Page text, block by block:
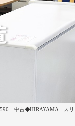
中古◆HIRAYAMA スリ